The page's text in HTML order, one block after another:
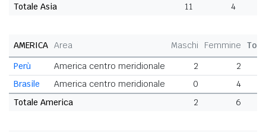
Totale Asia 11 4
AMERICA Area Maschi Femmine
Perù
America centro meridionale 2
2
Brasile
America centro meridionale 0
4
Totale America
2 6